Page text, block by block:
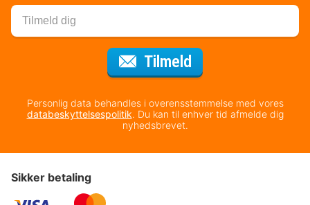
Tilmeld
Personlig data behandles i overensstemmelse med vores
databeskyttelsespolitik. Du kan til enhver tid afmelde dig
nyhedsbrevet.
Sikker betaling